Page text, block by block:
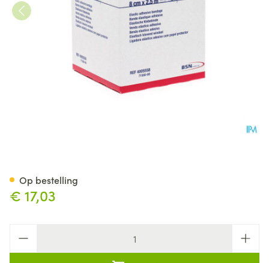
€ 17,03
Op bestelling